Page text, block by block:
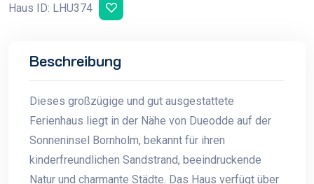
Haus ID: LHU374
Beschreibung
Dieses großzügige und gut ausgestattete
Ferienhaus liegt in der Nähe von Dueodde auf der
Sonneninsel Bornholm, bekannt für ihren
kinderfreundlichen Sandstrand, beeindruckende
Natur und charmante Städte. Das Haus verfügt über